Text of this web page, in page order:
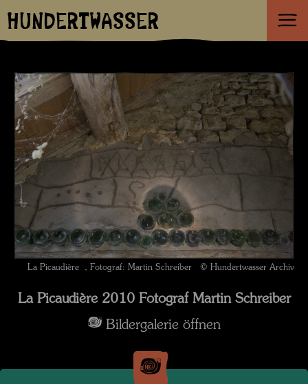
HUNDERTWASSER
La Picaudière , Fotograf: Martin Schreiber © Hundertwasser Archiv
La Picaudière 2010 Fotograf Martin Schreiber
Bildergalerie öffnen